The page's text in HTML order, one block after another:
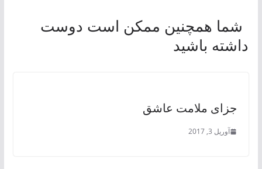
شما همچنین ممکن است دوست
داشته باشید
جزای ملامت عاشق
آوریل 3, 2017